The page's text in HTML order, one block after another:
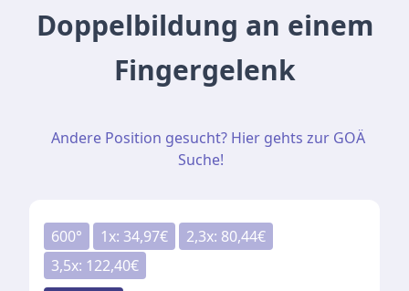
Doppelbildung an einem
Fingergelenk
Andere Position gesucht? Hier gehts zur GOÄ
Suche!
600° 1x: 34,97€ 2,3x: 80,44€
3,5x: 122,40€